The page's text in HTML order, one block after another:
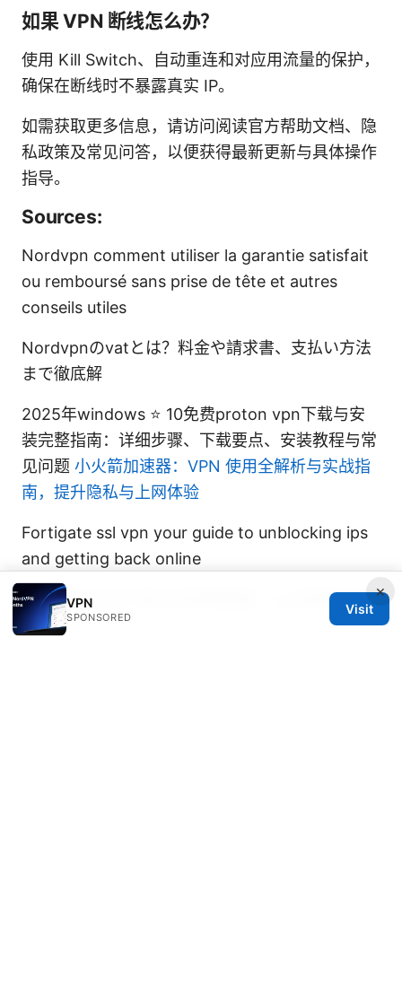
如果 VPN 断线怎么办？
使用 Kill Switch、自动重连和对应用流量的保护，
确保在断线时不暴露真实 IP。
如需获取更多信息，请访问阅读官方帮助文档、隐
私政策及常见问答，以便获得最新更新与具体操作
指导。
Sources:
Nordvpn comment utiliser la garantie satisfait
ou remboursé sans prise de tête et autres
conseils utiles
Nordvpnのvatとは？料金や請求書、支払い方法
まで徹底解
2025年windows ⭐ 10免费proton vpn下载与安
装完整指南：详细步骤、下载要点、安装教程与常
见问题 小火箭加速器：VPN 使用全解析与实战指
南，提升隐私与上网体验
Fortigate ssl vpn your guide to unblocking ips
and getting back online
2026年如何在中國大陸順暢翻牆：vpn推薦與實用
指南
×
VPN
SPONSORED
Visit